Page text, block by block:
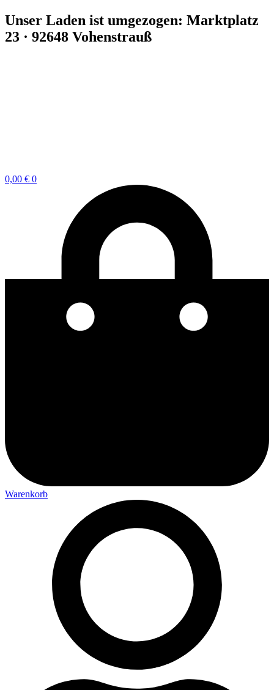
Zum
Inhalt
springen
Unser Laden ist umgezogen: Marktplatz
23 · 92648 Vohenstrauß
0,00 € 0
Warenkorb